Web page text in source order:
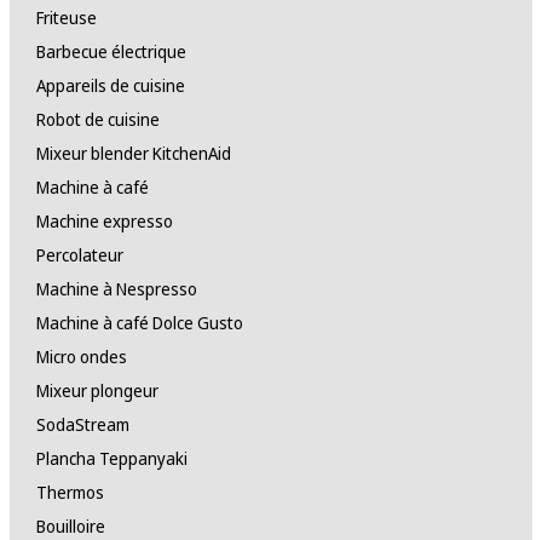
Friteuse
Barbecue électrique
Appareils de cuisine
Robot de cuisine
Mixeur blender KitchenAid
Machine à café
Machine expresso
Percolateur
Machine à Nespresso
Machine à café Dolce Gusto
Micro ondes
Mixeur plongeur
SodaStream
Plancha Teppanyaki
Thermos
Bouilloire